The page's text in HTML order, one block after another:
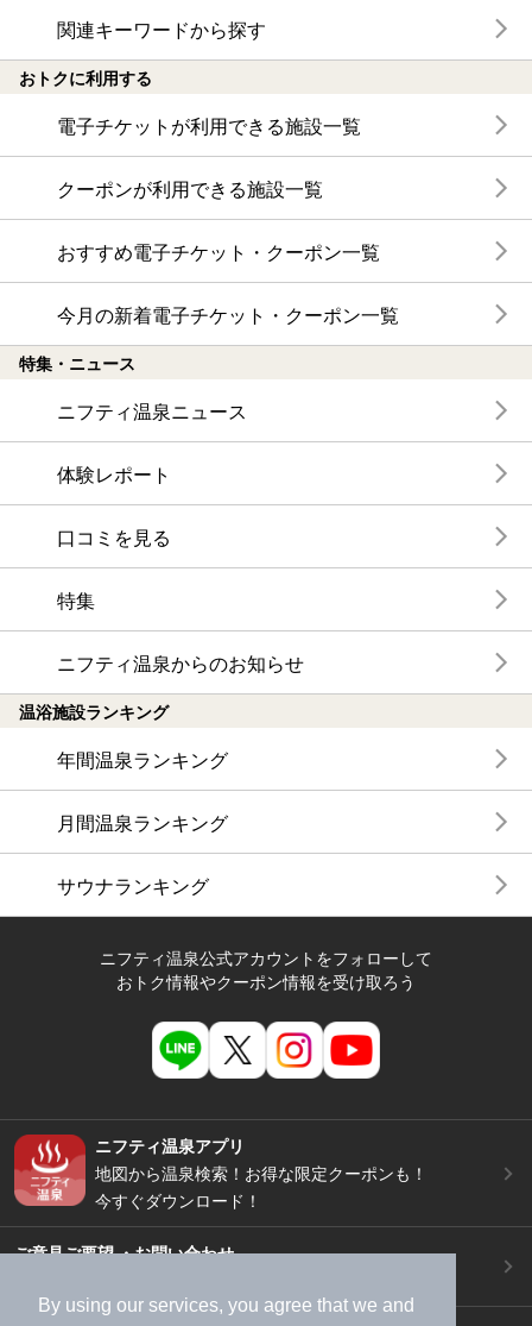
By using our services, you agree that we and
関連キーワードから探す
おトクに利用する
電子チケットが利用できる施設一覧
クーポンが利用できる施設一覧
おすすめ電子チケット・クーポン一覧
今月の新着電子チケット・クーポン一覧
特集・ニュース
ニフティ温泉ニュース
体験レポート
口コミを見る
特集
ニフティ温泉からのお知らせ
温浴施設ランキング
年間温泉ランキング
月間温泉ランキング
サウナランキング
ニフティ温泉公式アカウントをフォローして
おトク情報やクーポン情報を受け取ろう
ニフティ温泉アプリ
地図から温泉検索！お得な限定クーポンも！
今すぐダウンロード！
ご意見ご要望 ・お問い合わせ